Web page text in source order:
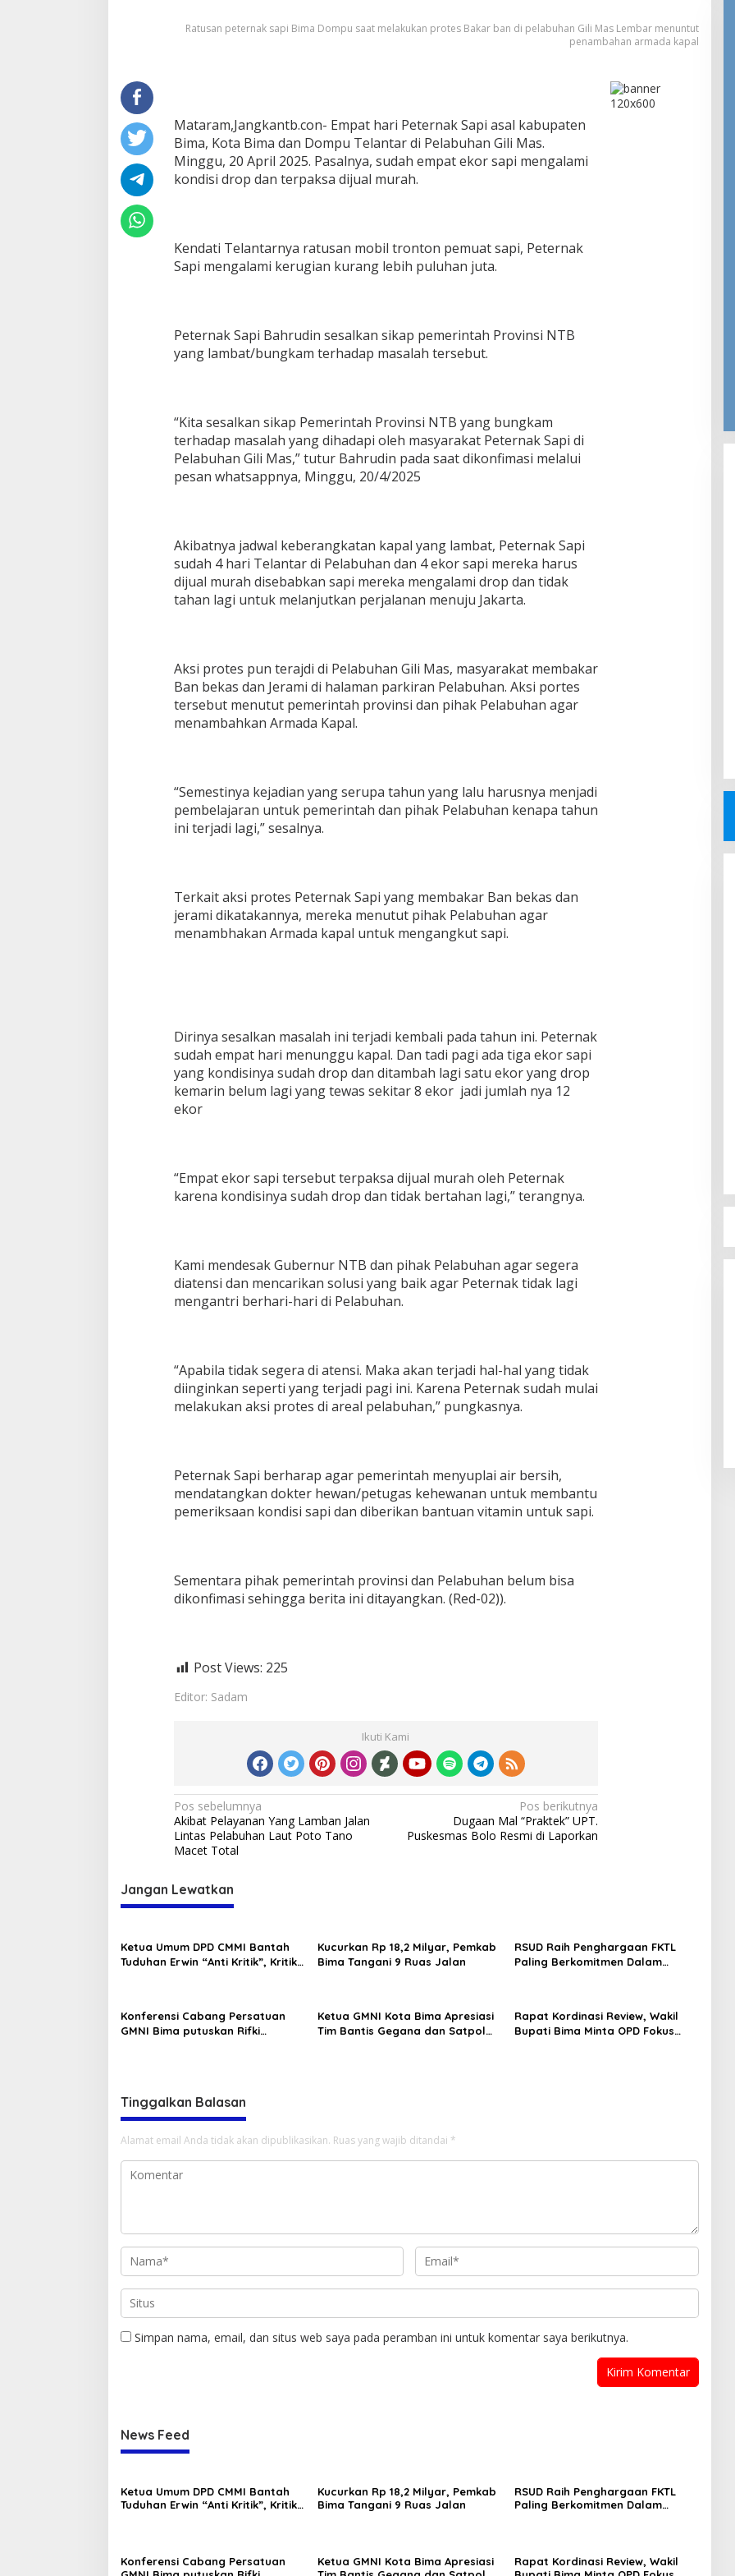
Membakar
Ban
Ratusan peternak sapi Bima Dompu saat melakukan protes Bakar ban di pelabuhan Gili Mas Lembar menuntut
penambahan armada kapal
Mataram,Jangkantb.con- Empat hari Peternak Sapi asal kabupaten
Bima, Kota Bima dan Dompu Telantar di Pelabuhan Gili Mas.
Minggu, 20 April 2025. Pasalnya, sudah empat ekor sapi mengalami
kondisi drop dan terpaksa dijual murah.
Kendati Telantarnya ratusan mobil tronton pemuat sapi, Peternak
Sapi mengalami kerugian kurang lebih puluhan juta.
Peternak Sapi Bahrudin sesalkan sikap pemerintah Provinsi NTB
yang lambat/bungkam terhadap masalah tersebut.
“Kita sesalkan sikap Pemerintah Provinsi NTB yang bungkam
terhadap masalah yang dihadapi oleh masyarakat Peternak Sapi di
Pelabuhan Gili Mas,” tutur Bahrudin pada saat dikonfimasi melalui
pesan whatsappnya, Minggu, 20/4/2025
Akibatnya jadwal keberangkatan kapal yang lambat, Peternak Sapi
sudah 4 hari Telantar di Pelabuhan dan 4 ekor sapi mereka harus
dijual murah disebabkan sapi mereka mengalami drop dan tidak
tahan lagi untuk melanjutkan perjalanan menuju Jakarta.
Aksi protes pun terajdi di Pelabuhan Gili Mas, masyarakat membakar
Ban bekas dan Jerami di halaman parkiran Pelabuhan. Aksi portes
tersebut menutut pemerintah provinsi dan pihak Pelabuhan agar
menambahkan Armada Kapal.
“Semestinya kejadian yang serupa tahun yang lalu harusnya menjadi
pembelajaran untuk pemerintah dan pihak Pelabuhan kenapa tahun
ini terjadi lagi,” sesalnya.
Terkait aksi protes Peternak Sapi yang membakar Ban bekas dan
jerami dikatakannya, mereka menutut pihak Pelabuhan agar
menambhakan Armada kapal untuk mengangkut sapi.
Dirinya sesalkan masalah ini terjadi kembali pada tahun ini. Peternak
sudah empat hari menunggu kapal. Dan tadi pagi ada tiga ekor sapi
yang kondisinya sudah drop dan ditambah lagi satu ekor yang drop
kemarin belum lagi yang tewas sekitar 8 ekor jadi jumlah nya 12
ekor
“Empat ekor sapi tersebut terpaksa dijual murah oleh Peternak
karena kondisinya sudah drop dan tidak bertahan lagi,” terangnya.
Kami mendesak Gubernur NTB dan pihak Pelabuhan agar segera
diatensi dan mencarikan solusi yang baik agar Peternak tidak lagi
mengantri berhari-hari di Pelabuhan.
“Apabila tidak segera di atensi. Maka akan terjadi hal-hal yang tidak
diinginkan seperti yang terjadi pagi ini. Karena Peternak sudah mulai
melakukan aksi protes di areal pelabuhan,” pungkasnya.
Peternak Sapi berharap agar pemerintah menyuplai air bersih,
mendatangkan dokter hewan/petugas kehewanan untuk membantu
pemeriksaan kondisi sapi dan diberikan bantuan vitamin untuk sapi.
Sementara pihak pemerintah provinsi dan Pelabuhan belum bisa
dikonfimasi sehingga berita ini ditayangkan. (Red-02)).
Post Views: 225
Editor: Sadam
Ikuti Kami
Navigasi
pos
Pos sebelumnya
Akibat Pelayanan Yang Lamban Jalan
Lintas Pelabuhan Laut Poto Tano
Macet Total
Pos berikutnya
Dugaan Mal “Praktek” UPT.
Puskesmas Bolo Resmi di Laporkan
Jangan Lewatkan
Ketua Umum DPD CMMI Bantah
Tuduhan Erwin “Anti Kritik”, Kritik
Kucurkan Rp 18,2 Milyar, Pemkab
Bima Tangani 9 Ruas Jalan
RSUD Raih Penghargaan FKTL
Paling Berkomitmen Dalam
Konferensi Cabang Persatuan
GMNI Bima putuskan Rifki
Ketua GMNI Kota Bima Apresiasi
Tim Bantis Gegana dan Satpol
Rapat Kordinasi Review, Wakil
Bupati Bima Minta OPD Fokus
Tinggalkan Balasan
Alamat email Anda tidak akan dipublikasikan. Ruas yang wajib ditandai *
Simpan nama, email, dan situs web saya pada peramban ini untuk komentar saya berikutnya.
News Feed
Ketua Umum DPD CMMI Bantah
Tuduhan Erwin “Anti Kritik”, Kritik
Kucurkan Rp 18,2 Milyar, Pemkab
Bima Tangani 9 Ruas Jalan
RSUD Raih Penghargaan FKTL
Paling Berkomitmen Dalam
Konferensi Cabang Persatuan
Ketua GMNI Kota Bima Apresiasi
Rapat Kordinasi Review, Wakil
Di Berita, Politik